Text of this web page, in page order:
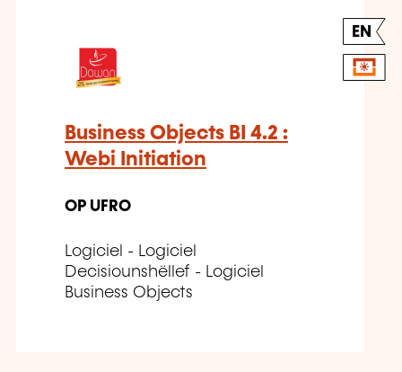
EN
Business Objects BI 4.2 :
Webi Initiation
OP UFRO
Logiciel - Logiciel
Decisiounshëllef - Logiciel
Business Objects